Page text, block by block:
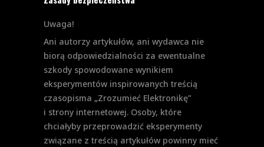
Uwaga!
Ani autorzy artykułów, ani wydawca nie
biorą odpowiedzialności za ewentualne
szkody spowodowane wynikiem
eksperymentów inspirowanych treścią
czasopisma „Zrozumieć Elektronikę”
i strony internetowej. Osoby, które
chciałyby przeprowadzić eksperymenty
związane z treścią artykułów powinny mieć